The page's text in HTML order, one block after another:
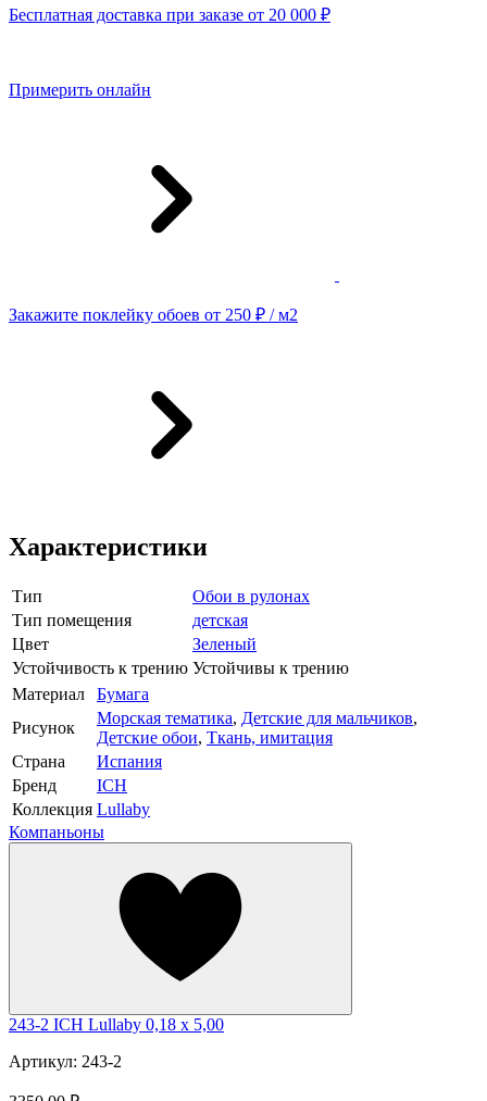
Бесплатная доставка при заказе от 20 000 ₽
Примерить онлайн
Закажите поклейку обоев от 250 ₽ / м2
Характеристики
Тип
Обои в рулонах
Тип помещения
детская
Цвет
Зеленый
Устойчивость к трению Устойчивы к трению
Материал
Бумага
Рисунок
Морская тематика, Детские для мальчиков,
Детские обои, Ткань, имитация
Страна
Испания
Бренд
ICH
Коллекция Lullaby
Компаньоны
243-2 ICH Lullaby 0,18 x 5,00
Артикул: 243-2